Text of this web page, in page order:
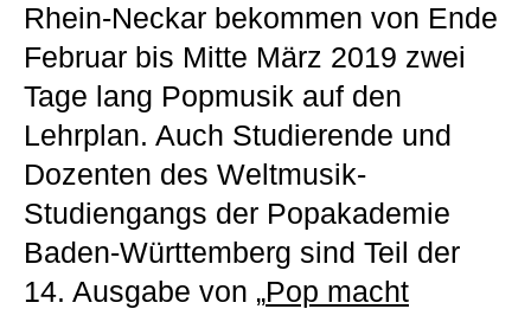
Rhein-Neckar bekommen von Ende
Februar bis Mitte März 2019 zwei
Tage lang Popmusik auf den
Lehrplan. Auch Studierende und
Dozenten des Weltmusik-
Studiengangs der Popakademie
Baden-Württemberg sind Teil der
14. Ausgabe von „Pop macht